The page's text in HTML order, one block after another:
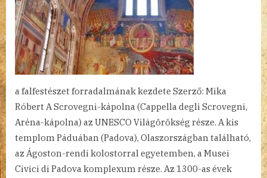
a falfestészet forradalmának kezdete Szerző: Mika
Róbert A Scrovegni-kápolna (Cappella degli Scrovegni,
Aréna-kápolna) az UNESCO Világörökség része. A kis
templom Páduában (Padova), Olaszországban található,
az Ágoston-rendi kolostorral egyetemben, a Musei
Civici di Padova komplexum része. Az 1300-as évek